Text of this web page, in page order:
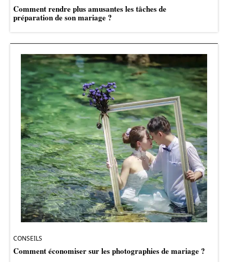
Comment rendre plus amusantes les tâches de
préparation de son mariage ?
CONSEILS
Comment économiser sur les photographies de mariage ?